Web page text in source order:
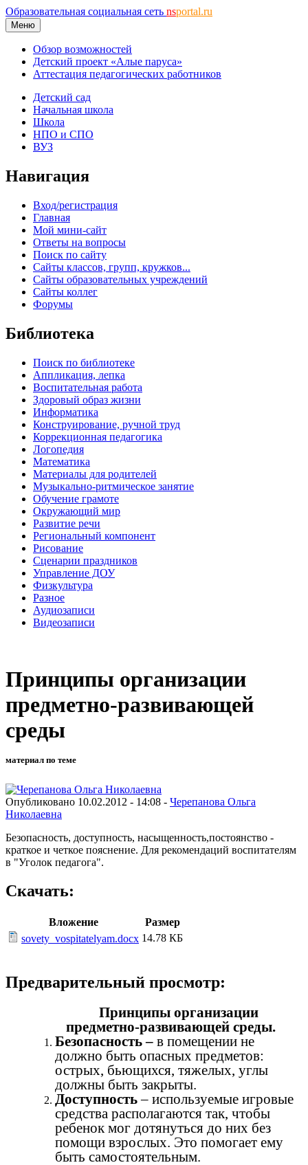
Образовательная социальная сеть nsportal.ru
Меню
Обзор возможностей
Детский проект «Алые паруса»
Аттестация педагогических работников
Детский сад
Начальная школа
Школа
НПО и СПО
ВУЗ
Навигация
Вход/регистрация
Главная
Мой мини-сайт
Ответы на вопросы
Поиск по сайту
Сайты классов, групп, кружков...
Сайты образовательных учреждений
Сайты коллег
Форумы
Библиотека
Поиск по библиотеке
Аппликация, лепка
Воспитательная работа
Здоровый образ жизни
Информатика
Конструирование, ручной труд
Коррекционная педагогика
Логопедия
Математика
Материалы для родителей
Музыкально-ритмическое занятие
Обучение грамоте
Окружающий мир
Развитие речи
Региональный компонент
Рисование
Сценарии праздников
Управление ДОУ
Физкультура
Разное
Аудиозаписи
Видеозаписи
Принципы организации
предметно-развивающей
среды
материал по теме
Опубликовано 10.02.2012 - 14:08 - Черепанова Ольга
Николаевна
Безопасность, доступность, насыщенность,постоянство -
краткое и четкое пояснение. Для рекомендаций воспитателям
в "Уголок педагога".
Скачать:
Вложение
Размер
sovety_vospitatelyam.docx 14.78 КБ
Предварительный просмотр:
Принципы организации
предметно-развивающей среды.
Безопасность – в помещении не
должно быть опасных предметов:
острых, бьющихся, тяжелых, углы
должны быть закрыты.
Доступность– используемые игровые
средства располагаются так, чтобы
ребенок мог дотянуться до них без
помощи взрослых. Это помогает ему
быть самостоятельным.